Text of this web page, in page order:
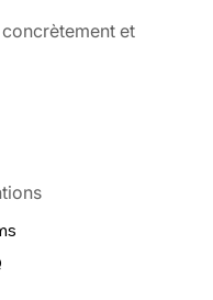
et